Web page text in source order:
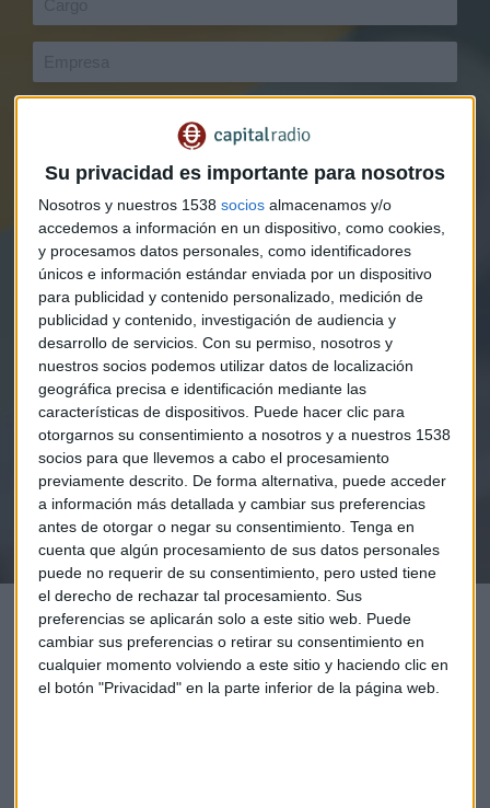
Su privacidad es importante para nosotros
Nosotros y nuestros 1538 socios almacenamos y/o
accedemos a información en un dispositivo, como cookies,
y procesamos datos personales, como identificadores
únicos e información estándar enviada por un dispositivo
para publicidad y contenido personalizado, medición de
publicidad y contenido, investigación de audiencia y
desarrollo de servicios. Con su permiso, nosotros y
nuestros socios podemos utilizar datos de localización
geográfica precisa e identificación mediante las
características de dispositivos. Puede hacer clic para
otorgarnos su consentimiento a nosotros y a nuestros 1538
socios para que llevemos a cabo el procesamiento
previamente descrito. De forma alternativa, puede acceder
a información más detallada y cambiar sus preferencias
antes de otorgar o negar su consentimiento. Tenga en
cuenta que algún procesamiento de sus datos personales
puede no requerir de su consentimiento, pero usted tiene
el derecho de rechazar tal procesamiento. Sus
preferencias se aplicarán solo a este sitio web. Puede
cambiar sus preferencias o retirar su consentimiento en
cualquier momento volviendo a este sitio y haciendo clic en
el botón "Privacidad" en la parte inferior de la página web.
Elige los boletines a los que suscribirte*
Apertura
La Magia de la Publicidad
Claves ESG
Acepto la política de privacidad
¡Suscribirme!